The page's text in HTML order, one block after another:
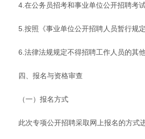
4.在公务员招考和事业单位公开招聘考
5.按照《事业单位公开招聘人员暂行规
6.法律法规规定不得招聘工作人员的其他
四、报名与资格审查
（一）报名方式
此次专项公开招聘采取网上报名的方式